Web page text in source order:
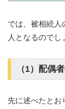
では、被相続人
人となるのでし
（1）配偶
先に述べたとお